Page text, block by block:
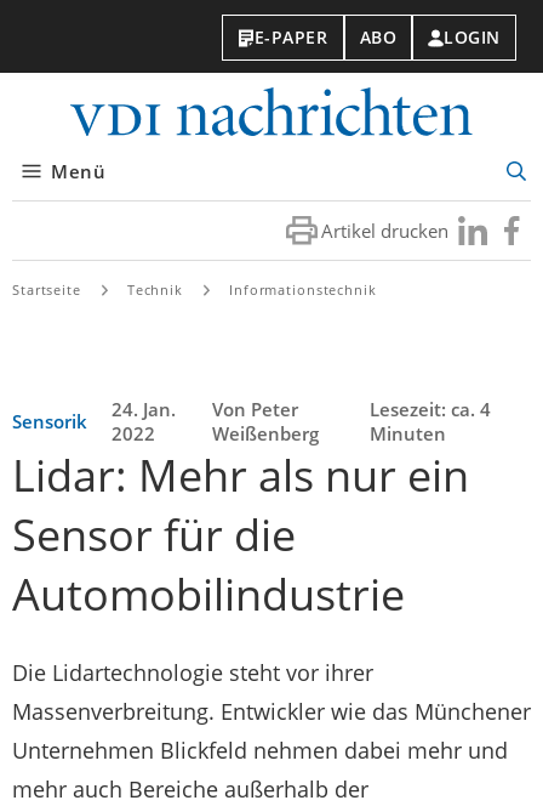
E-PAPER ABO LOGIN
Menü
Artikel drucken Besuchen
Sie
Sie
Startseite Technik Informationstechnik
Sensorik
24. Jan.
2022
Von Peter
Weißenberg
Lesezeit: ca. 4
Minuten
Lidar: Mehr als nur ein
Sensor für die
Automobilindustrie
Die Lidartechnologie steht vor ihrer
Massenverbreitung. Entwickler wie das Münchener
Unternehmen Blickfeld nehmen dabei mehr und
mehr auch Bereiche außerhalb der